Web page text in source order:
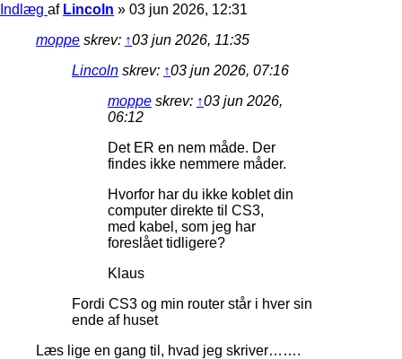
Indlæg af Lincoln » 03 jun 2026, 12:31
moppe skrev: ↑03 jun 2026, 11:35
Lincoln skrev: ↑03 jun 2026, 07:16
moppe skrev: ↑03 jun 2026,
06:12
Det ER en nem måde. Der
findes ikke nemmere måder.
Hvorfor har du ikke koblet din
computer direkte til CS3,
med kabel, som jeg har
foreslået tidligere?
Klaus
Fordi CS3 og min router står i hver sin
ende af huset
Læs lige en gang til, hvad jeg skriver…….